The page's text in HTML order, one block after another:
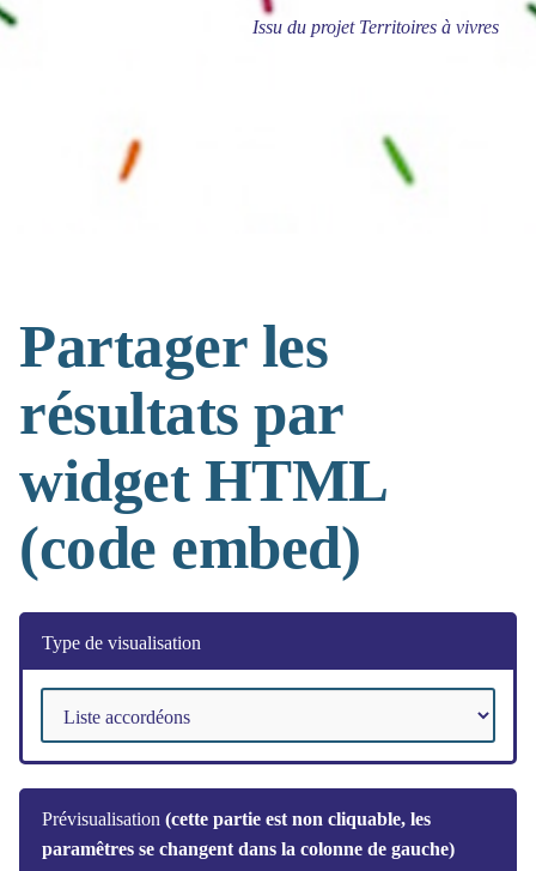
Issu du projet Territoires à vivres
Partager les
résultats par
widget HTML
(code embed)
Type de visualisation
Prévisualisation (cette partie est non cliquable, les
paramêtres se changent dans la colonne de gauche)